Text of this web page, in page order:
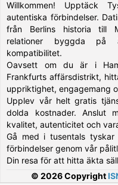
Willkommen! Upptäck
autentiska förbindelser.
från Berlins historia till
relationer byggda på
kompatibilitet.
Oavsett om du är i
Frankfurts affärsdistrikt,
uppriktighet, engagemang
Upplev vår helt gratis
dolda kostnader. Anslut
kvalitet, autenticitet och
Gå med i tusentals tyskar
förbindelser genom vår
Din resa för att hitta äkta
© 2026 Copyright